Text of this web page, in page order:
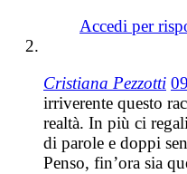
Accedi per
Cristiana Pezzotti
irriverente questo
realtà. In più ci
di parole e doppi
Penso, fin’ora sia